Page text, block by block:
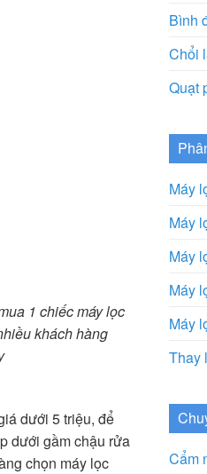
1 chiếc máy lọc
khách hàng
dưới 5 triệu, để
dưới gầm chậu rửa
chọn máy lọc
Bình
Chổi
Quạt
Máy
Máy
Máy
Máy
Máy
Thay
Cẩm